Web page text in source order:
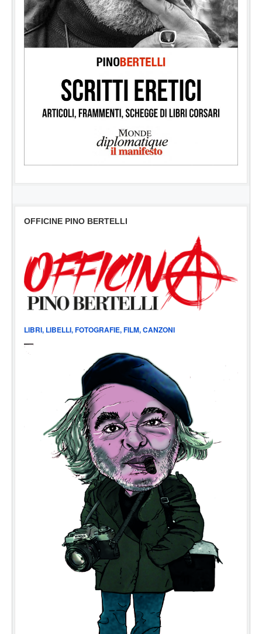
OFFICINE PINO BERTELLI
LIBRI, LIBELLI, FOTOGRAFIE, FILM, CANZONI